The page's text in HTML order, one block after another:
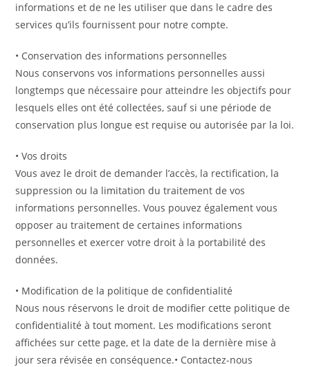
informations et de ne les utiliser que dans le cadre des
services qu’ils fournissent pour notre compte.
• Conservation des informations personnelles
Nous conservons vos informations personnelles aussi
longtemps que nécessaire pour atteindre les objectifs pour
lesquels elles ont été collectées, sauf si une période de
conservation plus longue est requise ou autorisée par la loi.
• Vos droits
Vous avez le droit de demander l’accès, la rectification, la
suppression ou la limitation du traitement de vos
informations personnelles. Vous pouvez également vous
opposer au traitement de certaines informations
personnelles et exercer votre droit à la portabilité des
données.
• Modification de la politique de confidentialité
Nous nous réservons le droit de modifier cette politique de
confidentialité à tout moment. Les modifications seront
affichées sur cette page, et la date de la dernière mise à
jour sera révisée en conséquence.• Contactez-nous